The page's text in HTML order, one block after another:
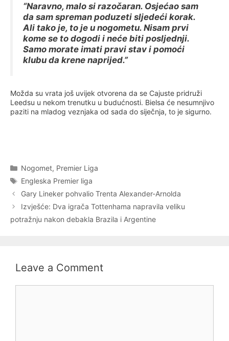
“Naravno, malo si razočaran. Osjećao sam
da sam spreman poduzeti sljedeći korak.
Ali tako je, to je u nogometu. Nisam prvi
kome se to dogodi i neće biti posljednji.
Samo morate imati pravi stav i pomoći
klubu da krene naprijed.”
Možda su vrata još uvijek otvorena da se Cajuste pridruži
Leedsu u nekom trenutku u budućnosti. Bielsa će nesumnjivo
paziti na mladog veznjaka od sada do siječnja, to je sigurno.
Categories
Nogomet, Premier Liga
Tags
Engleska Premier liga
Gary Lineker pohvalio Trenta Alexander-Arnolda
Izvješće: Dva igrača Tottenhama napravila veliku
potražnju nakon debakla Brazila i Argentine
Leave a Comment